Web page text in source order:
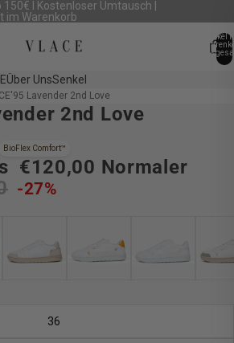
I Kostenloser Umtausch |
im Warenkorb
Artikel
Über UnsSenkel
Lavender 2nd Love
2nd Love
BioFlex Comfort™
€120,00 Normaler
-27%
36